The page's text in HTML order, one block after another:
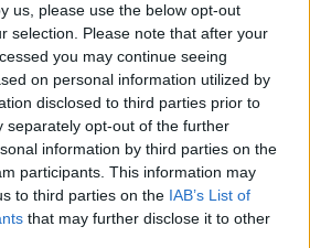
us, please use the below opt-out
selection. Please note that after your
you may continue seeing
on personal information utilized by
disclosed to third parties prior to
separately opt-out of the further
information by third parties on the
participants. This information may
to third parties on the IAB’s List of
that may further disclose it to other